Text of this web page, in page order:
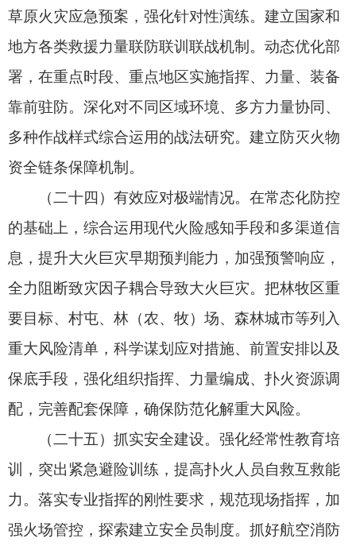
项。拓宽长期资金筹措渠道，探索建立多层次、多
（三十）加大政策支持力度。针对防灭火高危
行业特点，国家有关部门按职责完善相关政策，合
理保障防灭火从业人员待遇，落实防灭火人员人身
保险，按规定开展表彰奖励。地方各级政府根据防
灭火实际配备专用车辆，落实车辆编制并纳入特种
用管理规定和配备标准，规范车辆管理，统一标识
涂装。地方森林草原消防车辆依法依规享受应急救
援车辆相关政策，确保扑救火灾时快速通行。
（三十一）加强宣传引导。畅通信息发布渠
道，采取多种形式加强政策解读，积极回应社会关
持森林草原防灭火工作的良好氛围。